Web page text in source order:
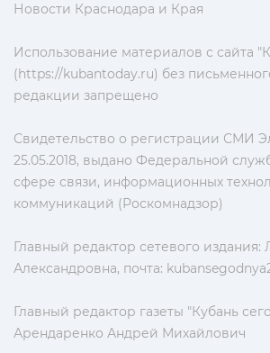
Новости Краснодара и Края
Использование материалов с сайта
(https://kubantoday.ru) без
редакции запрещено
Свидетельство о регистрации СМИ
25.05.2018, выдано Федеральной
сфере связи, информационных
коммуникаций (Роскомнадзор)
Главный редактор сетевого
Александровна, почта:
Главный редактор газеты "Кубань
Арендаренко Андрей Михайлович